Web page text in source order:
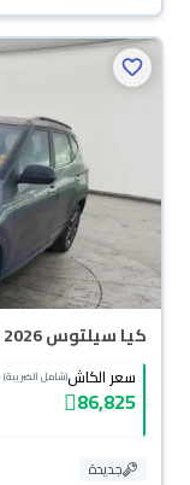
كيا سيلتوس GLS Panorama 2026
سعر الكاش(شامل الضريبة)
86,825
جديدة